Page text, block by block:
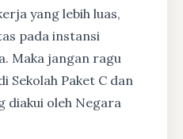
yang lebih luas,
pada instansi
Maka jangan ragu
Sekolah Paket C dan
diakui oleh Negara